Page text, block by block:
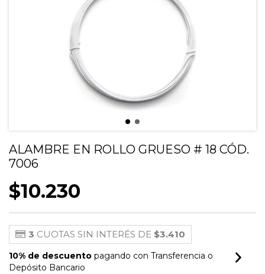
ALAMBRE EN ROLLO GRUESO # 18 CÓD.
7006
$10.230
3 CUOTAS SIN INTERÉS DE $3.410
10% de descuento pagando con Transferencia o
Depósito Bancario